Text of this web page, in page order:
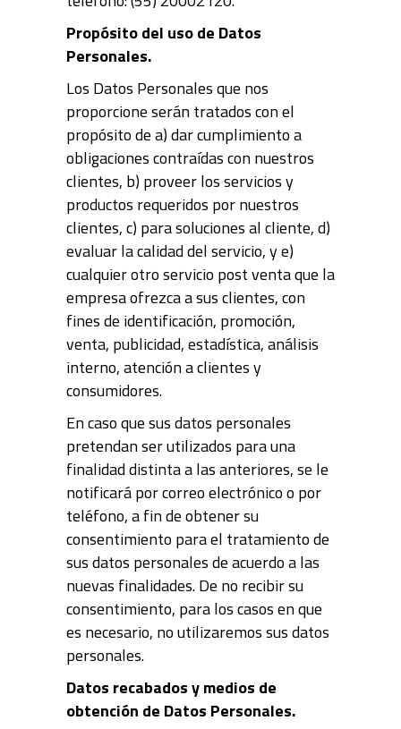
Propósito del uso de Datos
Personales.
Los Datos Personales que nos
proporcione serán tratados con el
propósito de a) dar cumplimiento a
obligaciones contraídas con nuestros
clientes, b) proveer los servicios y
productos requeridos por nuestros
clientes, c) para soluciones al cliente, d)
evaluar la calidad del servicio, y e)
cualquier otro servicio post venta que la
empresa ofrezca a sus clientes, con
fines de identificación, promoción,
venta, publicidad, estadística, análisis
interno, atención a clientes y
consumidores.
En caso que sus datos personales
pretendan ser utilizados para una
finalidad distinta a las anteriores, se le
notificará por correo electrónico o por
teléfono, a fin de obtener su
consentimiento para el tratamiento de
sus datos personales de acuerdo a las
nuevas finalidades. De no recibir su
consentimiento, para los casos en que
es necesario, no utilizaremos sus datos
personales.
Datos recabados y medios de
obtención de Datos Personales.